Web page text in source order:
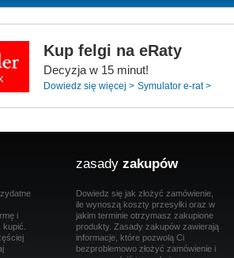
Kup felgi na eRaty
Decyzja w 15 minut!
Dowiedz się więcej > Symulator e-rat >
i
zasady zakupów
Dowiedz się jak złożyć zamówienie,
ile wynoszą koszty przesyłki oraz w
jakim terminie otrzymasz zakupione
produkty. Zasady zakupów zawierają
informacje, które pozwolą Ci
bezproblemowo złożyć zamówienie i